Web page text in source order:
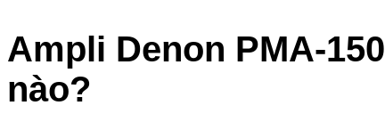
Ampli Denon PMA-
nào?